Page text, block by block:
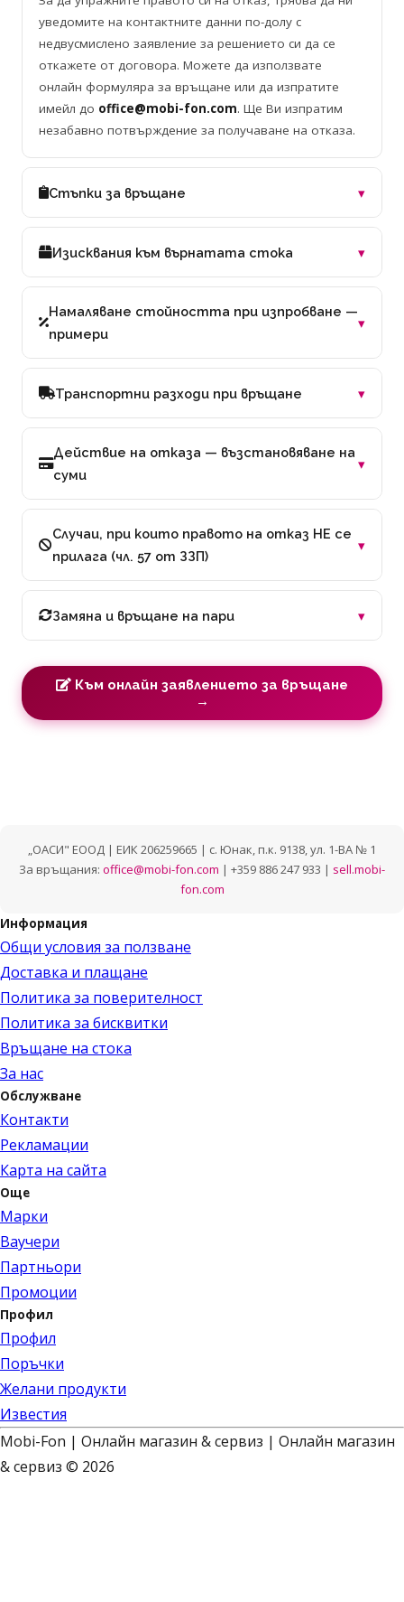
уведомите на контактните данни по-долу с
недвусмислено заявление за решението си да се
откажете от договора. Можете да използвате
онлайн формуляра за връщане или да изпратите
имейл до office@mobi-fon.com. Ще Ви изпратим
незабавно потвърждение за получаване на отказа.
Стъпки за връщане ▾
Изисквания към върнатата стока ▾
Намаляване стойността при изпробване —
примери
▾
Транспортни разходи при връщане ▾
Действие на отказа — възстановяване на
суми
▾
Случаи, при които правото на отказ НЕ се
прилага (чл. 57 от ЗЗП)
▾
Замяна и връщане на пари ▾
Към онлайн заявлението за връщане
→
„ОАСИ" ЕООД | ЕИК 206259665 | с. Юнак, п.к. 9138, ул. 1-ВА № 1
За връщания: office@mobi-fon.com | +359 886 247 933 | sell.mobi-
fon.com
Информация
Общи условия за ползване
Доставка и плащане
Политика за поверителност
Политика за бисквитки
Връщане на стока
За нас
Обслужване
Контакти
Рекламации
Карта на сайта
Още
Марки
Ваучери
Партньори
Промоции
Профил
Профил
Поръчки
Желани продукти
Известия
Mobi-Fon | Онлайн магазин & сервиз | Онлайн магазин
& сервиз © 2026